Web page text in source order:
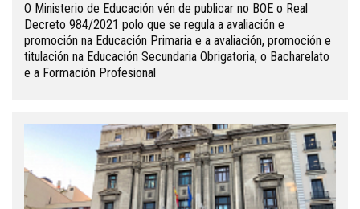
O Ministerio de Educación vén de publicar no BOE o Real
Decreto 984/2021 polo que se regula a avaliación e
promoción na Educación Primaria e a avaliación, promoción e
titulación na Educación Secundaria Obrigatoria, o Bacharelato
e a Formación Profesional